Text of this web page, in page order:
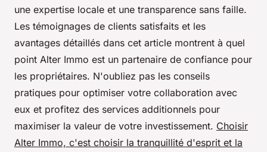
une expertise locale et une transparence sans faille.
Les témoignages de clients satisfaits et les
avantages détaillés dans cet article montrent à quel
point Alter Immo est un partenaire de confiance pour
les propriétaires. N'oubliez pas les conseils
pratiques pour optimiser votre collaboration avec
eux et profitez des services additionnels pour
maximiser la valeur de votre investissement. Choisir
Alter Immo, c'est choisir la tranquillité d'esprit et la